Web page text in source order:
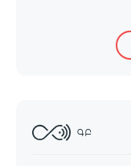
ԳԲ